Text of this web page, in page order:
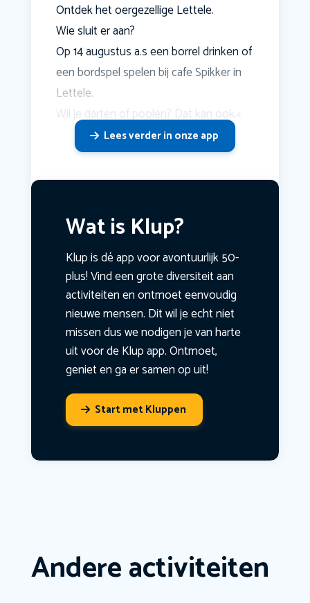
Ontdek het oergezellige Lettele.
Wie sluit er aan?
Op 14 augustus a.s een borrel drinken of
een bordspel spelen bij cafe Spikker in
Lettele.
Wil je darten of poolen? Dat kan ook.<
Lees verder in onze app
Wat is Klup?
Klup is dé app voor avontuurlijk 50-
plus! Vind een grote diversiteit aan
activiteiten en ontmoet eenvoudig
nieuwe mensen. Dit wil je echt niet
missen dus we nodigen je van harte
uit voor de Klup app. Ontmoet,
geniet en ga er samen op uit!
Start met Kluppen
Andere activiteiten